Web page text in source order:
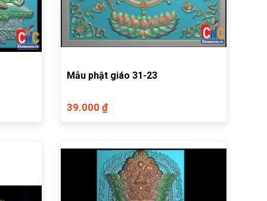
Mẫu phật giáo 31-23
39.000 ₫